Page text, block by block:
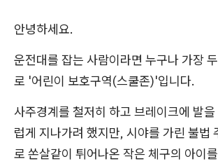
안녕하세요.
운전대를 잡는 사람이라면 누구나 가장
로 '어린이 보호구역(스쿨존)'입니다.
사주경계를 철저히 하고 브레이크에 발
럽게 지나가려 했지만, 시야를 가린 불법
로 쏜살같이 튀어나온 작은 체구의 아이